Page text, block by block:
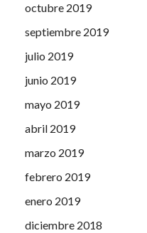
octubre 2019
septiembre 2019
julio 2019
junio 2019
mayo 2019
abril 2019
marzo 2019
febrero 2019
enero 2019
diciembre 2018